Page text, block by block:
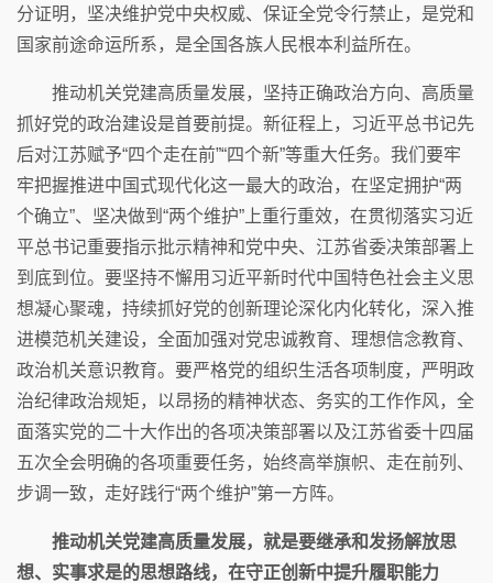
分证明，坚决维护党中央权威、保证全党令行禁止，是党和
国家前途命运所系，是全国各族人民根本利益所在。
推动机关党建高质量发展，坚持正确政治方向、高质量
抓好党的政治建设是首要前提。新征程上，习近平总书记先
后对江苏赋予“四个走在前”“四个新”等重大任务。我们要牢
牢把握推进中国式现代化这一最大的政治，在坚定拥护“两
个确立”、坚决做到“两个维护”上重行重效，在贯彻落实习近
平总书记重要指示批示精神和党中央、江苏省委决策部署上
到底到位。要坚持不懈用习近平新时代中国特色社会主义思
想凝心聚魂，持续抓好党的创新理论深化内化转化，深入推
进模范机关建设，全面加强对党忠诚教育、理想信念教育、
政治机关意识教育。要严格党的组织生活各项制度，严明政
治纪律政治规矩，以昂扬的精神状态、务实的工作作风，全
面落实党的二十大作出的各项决策部署以及江苏省委十四届
五次全会明确的各项重要任务，始终高举旗帜、走在前列、
步调一致，走好践行“两个维护”第一方阵。
推动机关党建高质量发展，就是要继承和发扬解放思
想、实事求是的思想路线，在守正创新中提升履职能力